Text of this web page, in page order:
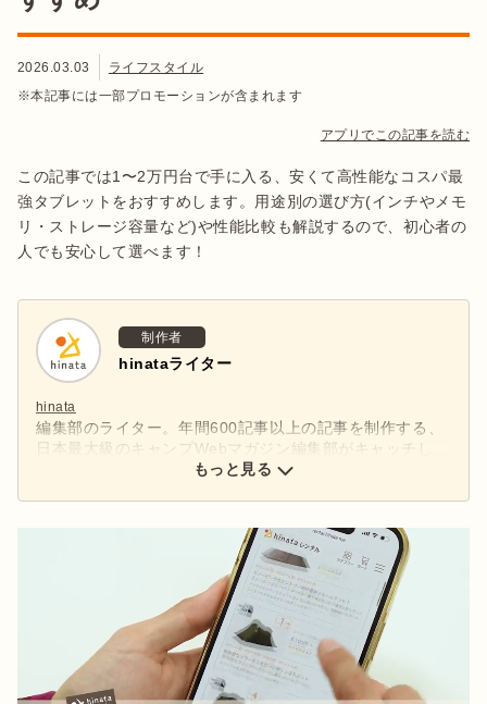
2026.03.03
ライフスタイル
※本記事には一部プロモーションが含まれます
アプリでこの記事を読む
この記事では1〜2万円台で手に入る、安くて高性能なコスパ最
強タブレットをおすすめします。用途別の選び方(インチやメモ
リ・ストレージ容量など)や性能比較も解説するので、初心者の
人でも安心して選べます！
制作者
hinataライター
hinata
編集部のライター。年間600記事以上の記事を制作する、
日本最大級のキャンプWebマガジン編集部がキャッチし
た、アウトドアの最新情報をお届けします。
もっと見る